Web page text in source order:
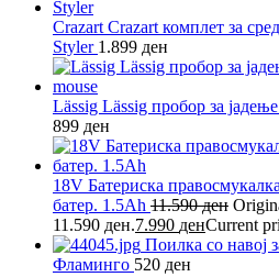
Crazart Crazart комплет за
Styler 1.899 ден
Lässig Lässig пробор за
899 ден
18V Батериска
батер. 1.5Ah 11.590ден
11.590 ден.7.990 денCurrent
Поилка со навој
Фламинго 520 ден